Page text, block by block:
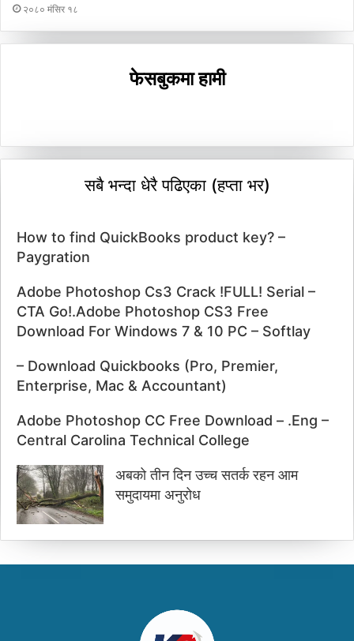
२०८० मंसिर १८
फेसबुकमा हामी
सबै भन्दा धेरै पढिएका (हप्ता भर)
How to find QuickBooks product key? –
Paygration
Adobe Photoshop Cs3 Crack !FULL! Serial –
CTA Go!.Adobe Photoshop CS3 Free
Download For Windows 7 & 10 PC – Softlay
– Download Quickbooks (Pro, Premier,
Enterprise, Mac & Accountant)
Adobe Photoshop CC Free Download – .Eng –
Central Carolina Technical College
अबको तीन दिन उच्च सतर्क रहन आम
समुदायमा अनुरोध